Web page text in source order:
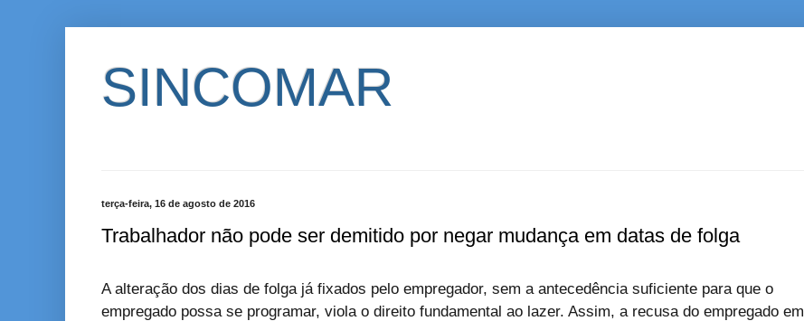
SINCOMAR
terça-feira, 16 de agosto de 2016
Trabalhador não pode ser demitido por negar mudança em datas de folga
A alteração dos dias de folga já fixados pelo empregador, sem a antecedência suficiente para que o
empregado possa se programar, viola o direito fundamental ao lazer. Assim, a recusa do empregado em